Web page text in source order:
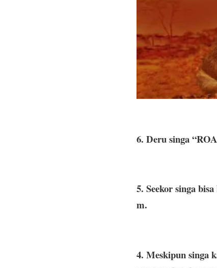
6. Deru singa
5. Seekor singa
m.
4. Meskipun singa